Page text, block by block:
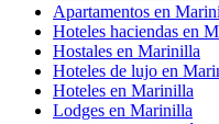
Apartamentos en
Hoteles haciendas en
Hostales en Marinilla
Hoteles de lujo en
Hoteles en Marinilla
Lodges en Marinilla